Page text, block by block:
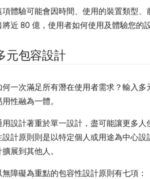
項體驗可能會因時間、使用的裝置類型
將近 80 億，使用者如何使用及體驗您的
元包容設計
何一次滿足所有潛在使用者需求？輸入
用性融為一體。
用設計著重於單一設計，盡可能讓更多人
設計原則則是以特定個人或用途為中心設
擴展到其他人。
無障礙為重點的包容性設計原則有七項：